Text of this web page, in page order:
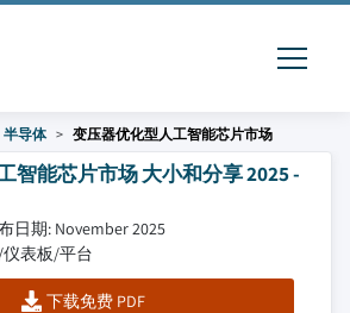
半导体 变压器优化型人工智能芯片市场
智能芯片市场 大小和分享 2025 -
日期: November 2025
仪表板/平台
下载免费 PDF